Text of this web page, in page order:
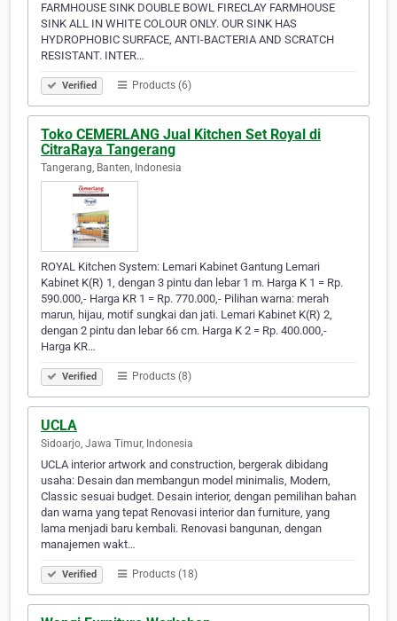
FARMHOUSE SINK DOUBLE BOWL FIRECLAY FARMHOUSE
SINK ALL IN WHITE COLOUR ONLY. OUR SINK HAS
HYDROPHOBIC SURFACE, ANTI-BACTERIA AND SCRATCH
RESISTANT. INTER…
Verified Products (6)
Toko CEMERLANG Jual Kitchen Set Royal di
CitraRaya Tangerang
Tangerang, Banten, Indonesia
ROYAL Kitchen System: Lemari Kabinet Gantung Lemari
Kabinet K(R) 1, dengan 3 pintu dan lebar 1 m. Harga K 1 = Rp.
590.000,- Harga KR 1 = Rp. 770.000,- Pilihan warna: merah
marun, hijau, motif sungkai dan jati. Lemari Kabinet K(R) 2,
dengan 2 pintu dan lebar 66 cm. Harga K 2 = Rp. 400.000,-
Harga KR…
Verified Products (8)
UCLA
Sidoarjo, Jawa Timur, Indonesia
UCLA interior artwork and construction, bergerak dibidang
usaha: Desain dan membangun model minimalis, Modern,
Classic sesuai budget. Desain interior, dengan pemilihan bahan
dan warna yang tepat Renovasi interior dan furniture, yang
lama menjadi baru kembali. Renovasi bangunan, dengan
manajemen wakt…
Verified Products (18)